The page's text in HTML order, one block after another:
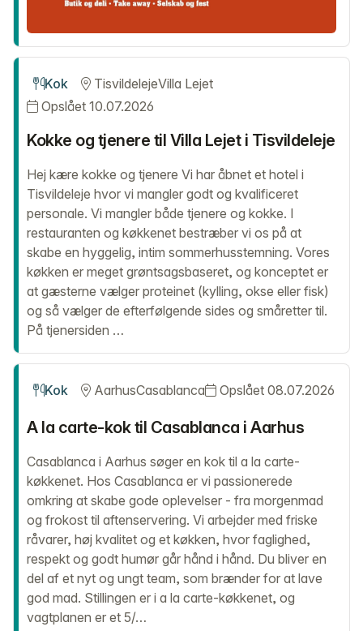
Kok TisvildelejeVilla Lejet
Opslået 10.07.2026
Kokke og tjenere til Villa Lejet i Tisvildeleje
Hej kære kokke og tjenere Vi har åbnet et hotel i
Tisvildeleje hvor vi mangler godt og kvalificeret
personale. Vi mangler både tjenere og kokke. I
restauranten og køkkenet bestræber vi os på at
skabe en hyggelig, intim sommerhusstemning. Vores
køkken er meget grøntsagsbaseret, og konceptet er
at gæsterne vælger proteinet (kylling, okse eller fisk)
og så vælger de efterfølgende sides og småretter til.
På tjenersiden …
Kok AarhusCasablanca Opslået 08.07.2026
A la carte-kok til Casablanca i Aarhus
Casablanca i Aarhus søger en kok til a la carte-
køkkenet. Hos Casablanca er vi passionerede
omkring at skabe gode oplevelser - fra morgenmad
og frokost til aftenservering. Vi arbejder med friske
råvarer, høj kvalitet og et køkken, hvor faglighed,
respekt og godt humør går hånd i hånd. Du bliver en
del af et nyt og ungt team, som brænder for at lave
god mad. Stillingen er i a la carte-køkkenet, og
vagtplanen er et 5/…